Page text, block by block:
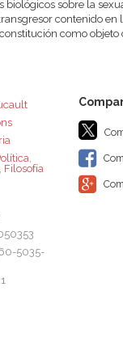
biológicos sobre la
contenido
como
,
Filosofía
5035-